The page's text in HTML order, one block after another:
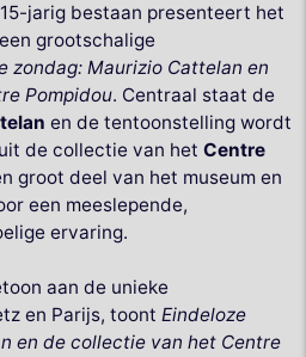
jarig bestaan presenteert het
een grootschalige
zondag: Maurizio Cattelan en
Pompidou. Centraal staat de
en de tentoonstelling wordt
de collectie van het Centre
groot deel van het museum en
een meeslepende,
ervaring.
aan de unieke
en Parijs, toont Eindeloze
en de collectie van het Centre